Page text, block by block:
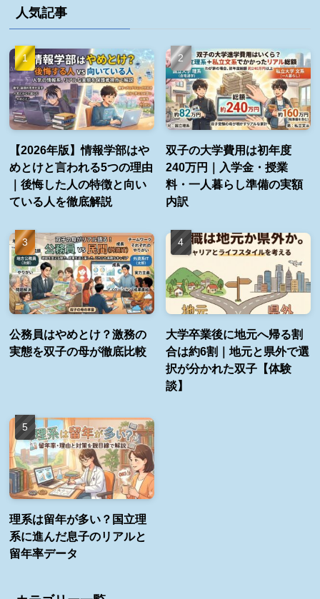
人気記事
【2026年版】情報学部はや
めとけと言われる5つの理由
｜後悔した人の特徴と向い
ている人を徹底解説
双子の大学費用は初年度
240万円｜入学金・授業
料・一人暮らし準備の実額
内訳
公務員はやめとけ？激務の
実態を双子の母が徹底比較
大学卒業後に地元へ帰る割
合は約6割｜地元と県外で選
択が分かれた双子【体験
談】
理系は留年が多い？国立理
系に進んだ息子のリアルと
留年率データ